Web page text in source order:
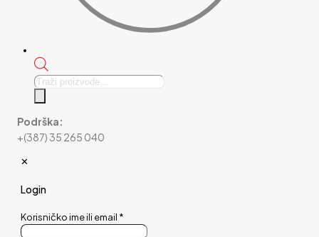
Products
Podrška:
+(387) 35 265 040
✕
Login
Korisničko ime ili email *